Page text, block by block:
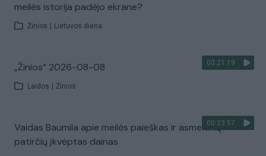
meilės istorija padėjo ekrane?
Žinios Lietuvos diena
00:21:19
„Žinios“ 2026-08-08
Laidos Žinios
00:23:57
Vaidas Baumila apie meilės paieškas ir asmeninių
patirčių įkvėptas dainas